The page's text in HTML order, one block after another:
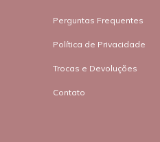
Perguntas Frequentes
Política de Privacidade
Trocas e Devoluções
Contato